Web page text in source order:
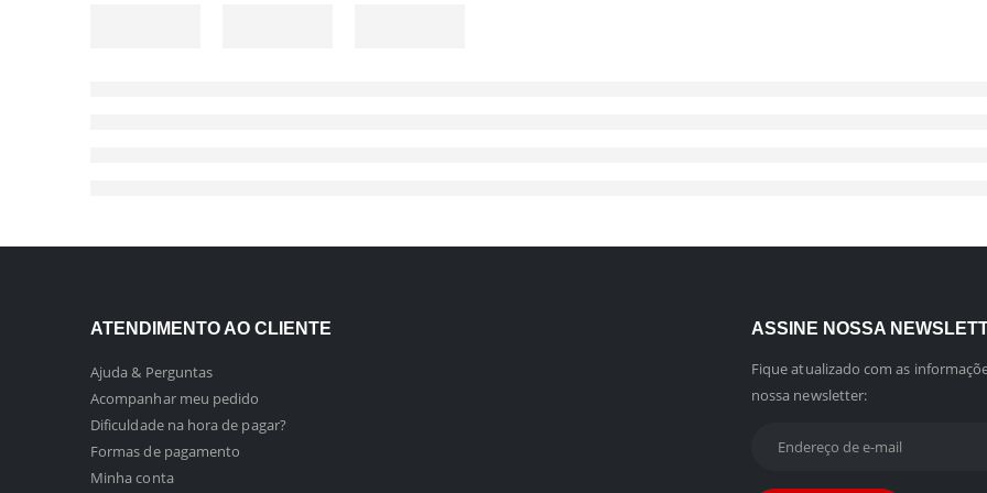
ATENDIMENTO AO CLIENTE
Ajuda & Perguntas
Acompanhar meu pedido
Dificuldade na hora de pagar?
Formas de pagamento
Minha conta
ASSINE NOSSA
Fique atualizado com as
nossa newsletter: